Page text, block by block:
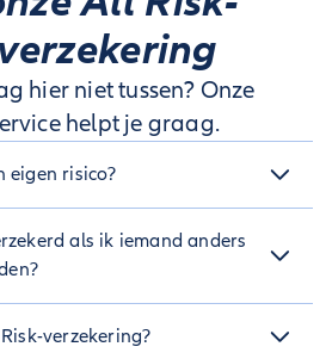
hier niet tussen? Onze
helpt je graag.
eigen risico?
Heb jij een All Risk-verzekering?
op je premie, kiezen voor een
handig, omdat je daarmee voorkomt
als ik iemand anders
verzekerd. Houd er wel rekening
verzekering?